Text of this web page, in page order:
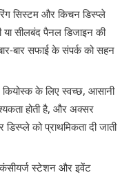
सिस्टम और किचन डिस्प्ले
सीलबंद पैनल डिजाइन की
बार सफाई के संपर्क को सहन
के लिए स्वच्छ, आसानी
होती है, और अक्सर
को प्राथमिकता दी जाती
स्टेशन और इवेंट